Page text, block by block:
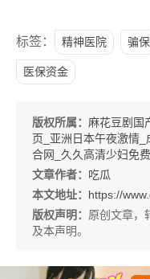
标签： 精神医院 骗保
医保资金
版权所属： 麻花豆剧国
页_亚洲日本午夜激情
合网_久久高清少妇免
文章作者： 吃瓜
本文地址： https://
版权声明： 原创文章，
及本声明。